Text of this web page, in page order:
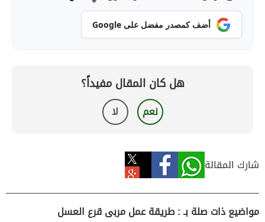
أضف كمصدر مفضل على Google
هل كان المقال مفيداً؟
نعم لا
شارك المقالة
مواضيع ذات صلة بـ : طريقة عمل مربى قرع العسل